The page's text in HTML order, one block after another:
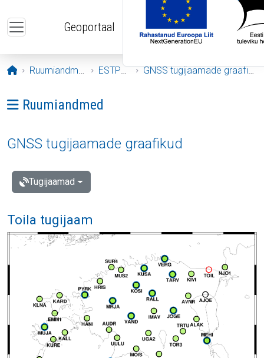
Geoportaal
Avaleht
Ruumiandmed ESTPOS GNSS tugijaamade graafikud
Ava menüü: Ruumiandmed
Ruumiandmed
GNSS tugijaamade graafikud
Tugijaamad
Toila tugijaam